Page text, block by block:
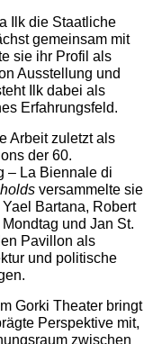
Ilk die Staatliche
gemeinsam mit
sie ihr Profil als
Ausstellung und
Ilk dabei als
Erfahrungsfeld.
Arbeit zuletzt als
der 60.
– La Biennale di
versammelte sie
Bartana, Robert
und Jan St.
Pavillon als
und politische
Gorki Theater bringt
Perspektive mit,
zwischen